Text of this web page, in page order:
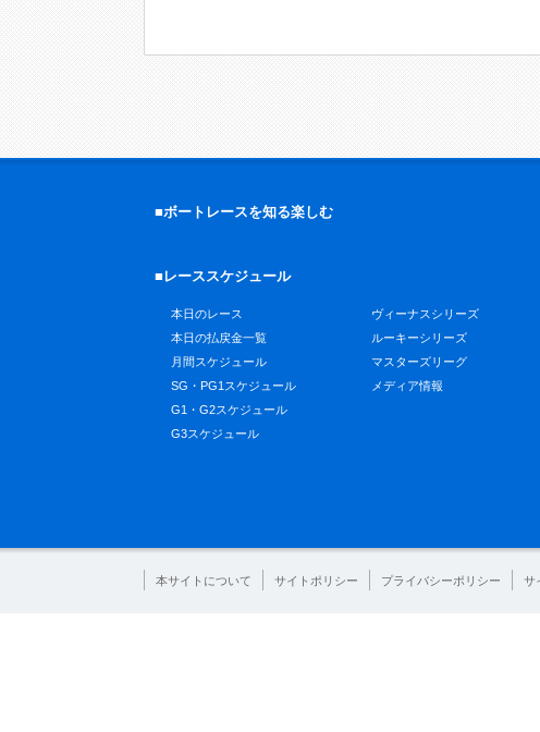
■ボートレースを知る楽しむ
■レーススケジュール
本日のレース
本日の払戻金一覧
月間スケジュール
SG・PG1スケジュール
G1・G2スケジュール
G3スケジュール
ヴィーナスシリーズ
ルーキーシリーズ
マスターズリーグ
メディア情報
本サイトについて サイトポリシー プライバシーポリシー サ